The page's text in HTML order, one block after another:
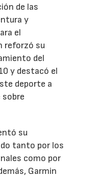
de las
y
el
reforzó su
del
y destacó el
deporte a
su
tanto por los
como por
Garmin